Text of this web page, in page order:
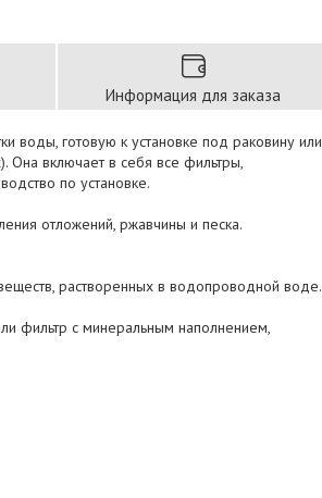
Информация для заказа
воды, готовую к установке под раковину или
Она включает в себя все фильтры,
по установке.
отложений, ржавчины и песка.
растворенных в водопроводной воде.
фильтр с минеральным наполнением,